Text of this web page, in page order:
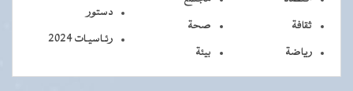
ثقافة
رياضة
صحة
بيئة
دستور
رئـاسيـات 2024